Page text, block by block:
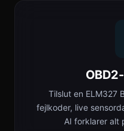
Tilslut en ELM327
fejlkoder, live
AI forklarer alt